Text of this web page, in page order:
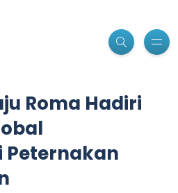
Roma Hadiri
Peternakan